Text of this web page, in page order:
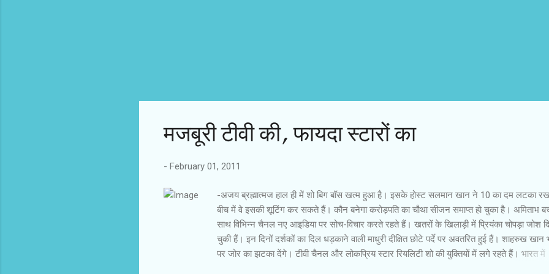
मजबूरी टीवी की, फायदा स्टारों का
- February 01, 2011
-अजय ब्रह्मात्‍मज हाल ही में शो बिग बॉस खत्म हुआ है। इसके होस्ट सलमान खान ने 10 का दम लटका
बीच में वे इसकी शूटिंग कर सकते हैं। कौन बनेगा करोड़पति का चौथा सीजन समाप्त हो चुका है। अमिताभ
साथ विभिन्न चैनल नए आइडिया पर सोच-विचार करते रहते हैं। खतरों के खिलाड़ी में प्रियंका चोपड़ा जोश
चुकी हैं। इन दिनों दर्शकों का दिल धड़काने वाली माधुरी दीक्षित छोटे पर्दे पर अवतरित हुई हैं। शाहरुख खान
पर जोर का झटका देंगे। टीवी चैनल और लोकप्रिय स्टार रियलिटी शो की युक्तियों में लगे रहते हैं। भारत में